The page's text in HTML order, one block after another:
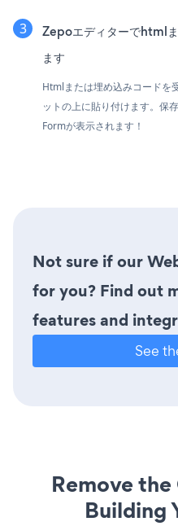
Zepoエディターでhtml
ます
Htmlまたは埋め込みコードを
ットの上に貼り付けます。保
Formが表示されます！
Not sure if our
for you? Find out
features and
See
Remove
Building